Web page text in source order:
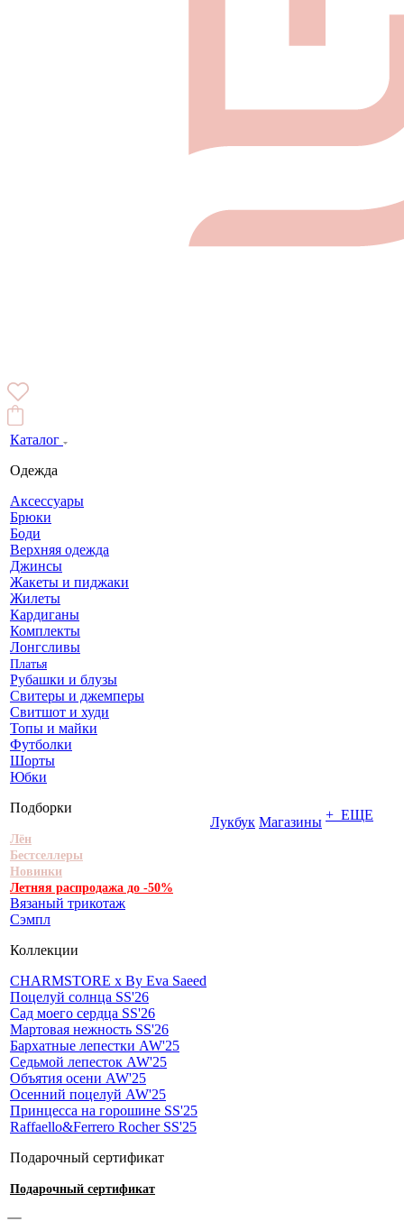
Каталог
Одежда
Аксессуары
Брюки
Боди
Верхняя одежда
Джинсы
Жакеты и пиджаки
Жилеты
Кардиганы
Комплекты
Лонгсливы
Платья
Рубашки и блузы
Свитеры и джемперы
Свитшот и худи
Топы и майки
Футболки
Шорты
Юбки
Подборки
Лён
Бестселлеры
Новинки
Летняя распродажа до -50%
Вязаный трикотаж
Сэмпл
Коллекции
CHARMSTORE х By Eva Saeed
Поцелуй солнца SS'26
Сад моего сердца SS'26
Мартовая нежность SS'26
Бархатные лепестки AW'25
Седьмой лепесток AW'25
Объятия осени AW'25
Осенний поцелуй AW'25
Принцесса на горошине SS'25
Raffaello&Ferrero Rocher SS'25
Подарочный сертификат
Подарочный сертификат
Лукбук Магазины + ЕЩЕ